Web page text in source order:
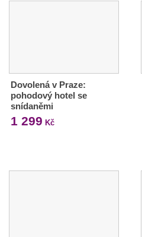
Dovolená v Praze:
pohodový hotel se
snídaněmi
1 299 Kč